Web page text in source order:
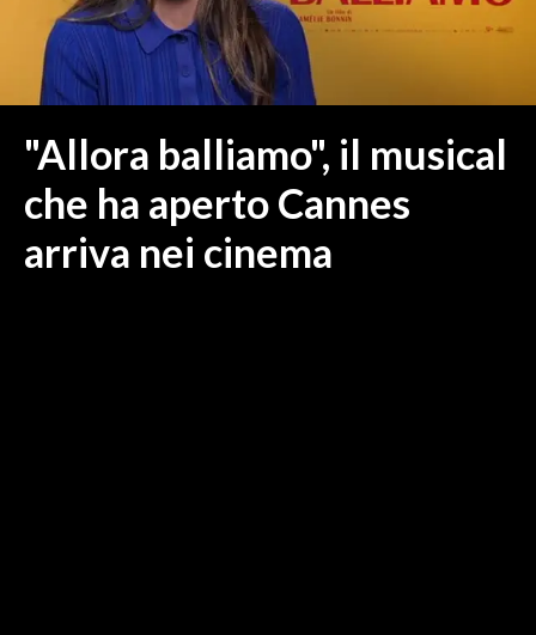
GALLURA
NUORO E PROVINCIA
OGLIASTRA
ITALIA
MONDO
"Allora balliamo", il musical
che ha aperto Cannes
arriva nei cinema